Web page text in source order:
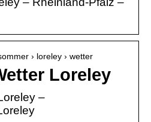
› loreley › wetter
Loreley
–